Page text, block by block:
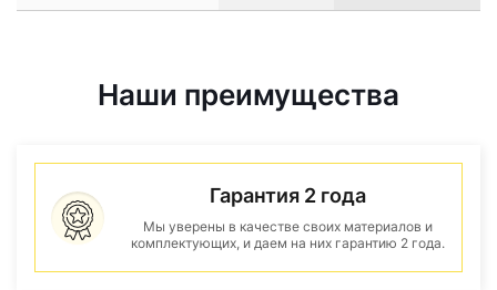
Наши преимущества
Гарантия 2 года
Мы уверены в качестве своих материалов и
комплектующих, и даем на них гарантию 2 года.